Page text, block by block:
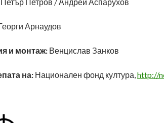
Арнаудов
и монтаж: Венцислав Занков
на: Национален фонд култура,http://